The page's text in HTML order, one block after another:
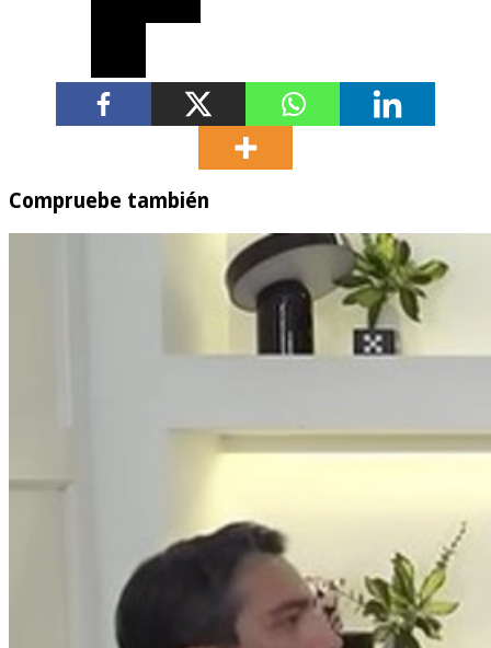
Compruebe también